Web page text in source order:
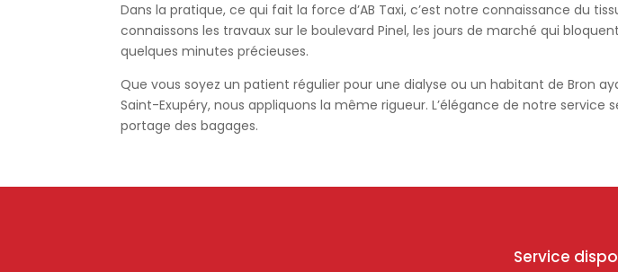
Dans la pratique, ce qui fait la force d’AB Taxi, c’est notre connaissance du
connaissons les travaux sur le boulevard Pinel, les jours de marché qui
quelques minutes précieuses.
Que vous soyez un patient régulier pour une dialyse ou un habitant de Bron
Saint-Exupéry, nous appliquons la même rigueur. L’élégance de notre
portage des bagages.
Service